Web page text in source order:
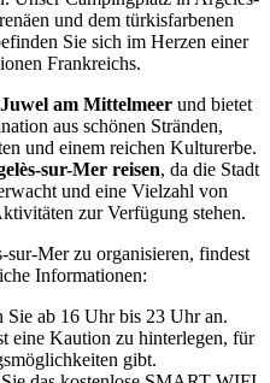
und dem türkisfarbenen
Sie sich im Herzen einer
Frankreichs.
am Mittelmeer und bietet
aus schönen Stränden,
und einem reichen Kulturerbe.
sur-Mer reisen, da die Stadt
und eine Vielzahl von
zur Verfügung stehen.
Mer zu organisieren, findest
Informationen:
Sie ab 16 Uhr bis 23 Uhr an.
eine Kaution zu hinterlegen, für
gibt.